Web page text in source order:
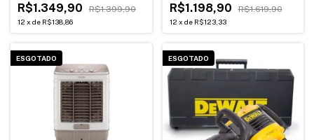
R$1.349,90 R$1.399,90
12 x de R$138,86
R$1.198,90 R$1.619,90
12 x de R$123,33
ESGOTADO ESGOTADO